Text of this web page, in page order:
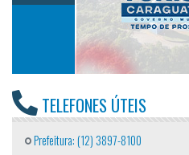
TELEFONES ÚTEIS
Prefeitura: (12) 3897-8100